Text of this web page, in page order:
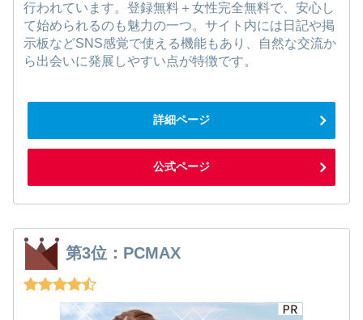
行われています。登録無料＋女性完全無料で、安心し
て始められるのも魅力の一つ。サイト内には日記や掲
示板などSNS感覚で使える機能もあり、自然な交流か
ら出会いに発展しやすい点が特徴です。
詳細ページ
公式ページ
第3位：PCMAX